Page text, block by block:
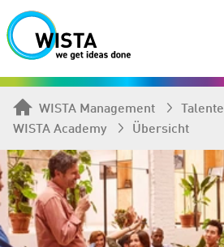
WISTA Management
Talente
WISTA Academy
Übersicht